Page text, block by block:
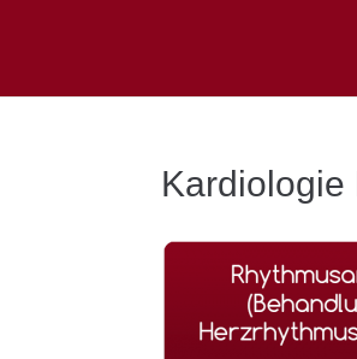
Kardiologie